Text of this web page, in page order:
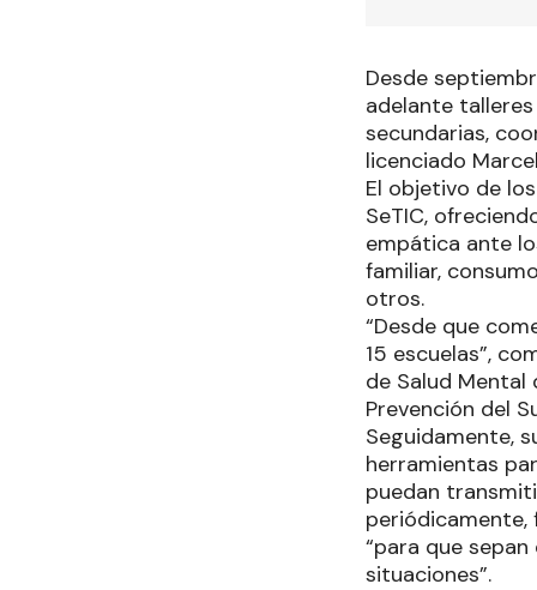
Desde
adelante
secundarias,
licenciado
El objetivo de
SeTIC,
empática ante
familiar,
otros.
“Desde que
15 escuelas”,
de Salud
Prevención del
Seguidamente,
herramientas
puedan
periódicamente,
“para que
situaciones”.